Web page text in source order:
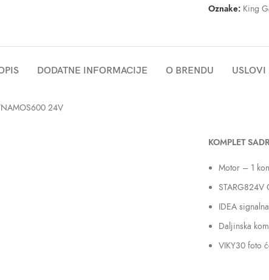
Oznake: King
DODATNE INFORMACIJE O BRENDU USLOVI
24V
KOMPLET
Motor – 1
STARG824V
IDEA
Daljinska
VIKY30 foto